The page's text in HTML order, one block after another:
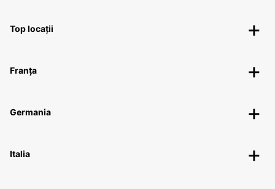
Top locații
Franța
Germania
Italia